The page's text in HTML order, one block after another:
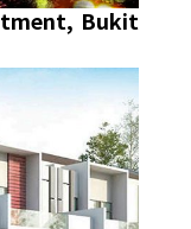
Bukit